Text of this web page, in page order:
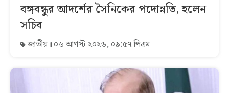
বঙ্গবন্ধুর আদর্শের সৈনিকের পদোন্নতি, হলেন
সচিব
জাতীয় ০৬ আগস্ট ২০২৬, ০৯:৫৭ পিএম